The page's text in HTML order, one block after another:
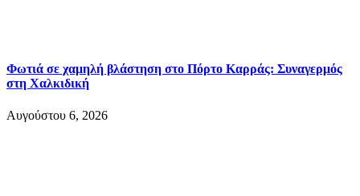
Φωτιά σε χαμηλή βλάστηση στο Πόρτο Καρράς: Συναγερμός
στη Χαλκιδική
Αυγούστου 6, 2026